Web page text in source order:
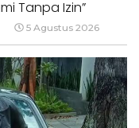
Tanpa Izin”
5 Agustus 2026